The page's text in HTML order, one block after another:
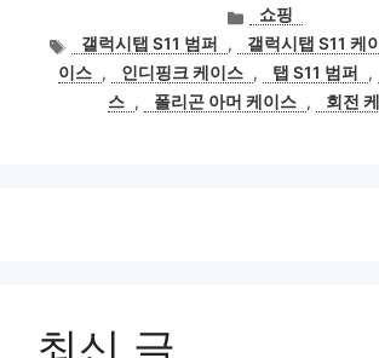
카
테
고
리
쇼핑
태
그
갤럭시탭 S11 범퍼 , 갤럭시탭 S11 케
이스 , 인디핑크 케이스 , 탭 S11 범퍼 ,
스 , 폴리곤 아머 케이스 , 회전
최신 글